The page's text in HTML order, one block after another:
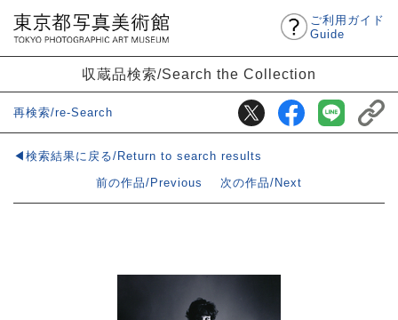
ご利用ガイド
Guide
収蔵品検索/Search the Collection
再検索/re-Search
◀検索結果に戻る/Return to search results
前の作品/Previous
次の作品/Next